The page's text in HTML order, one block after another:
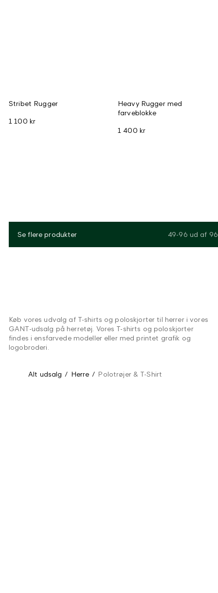
Stribet Rugger
1 100 kr
Heavy Rugger med
farveblokke
1 400 kr
Se flere produkter 49-96 ud af 96
Køb vores udvalg af T-shirts og poloskjorter til herrer i vores
GANT-udsalg på herretøj. Vores T-shirts og poloskjorter
findes i ensfarvede modeller eller med printet grafik og
logobroderi.
Alt udsalg / Herre / Polotrøjer & T-Shirt